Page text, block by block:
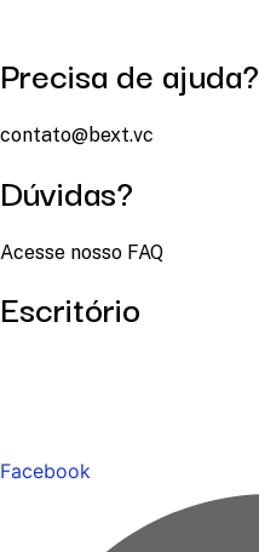
Precisa de ajuda?
contato@bext.vc
Dúvidas?
Acesse nosso FAQ
Escritório
Facebook